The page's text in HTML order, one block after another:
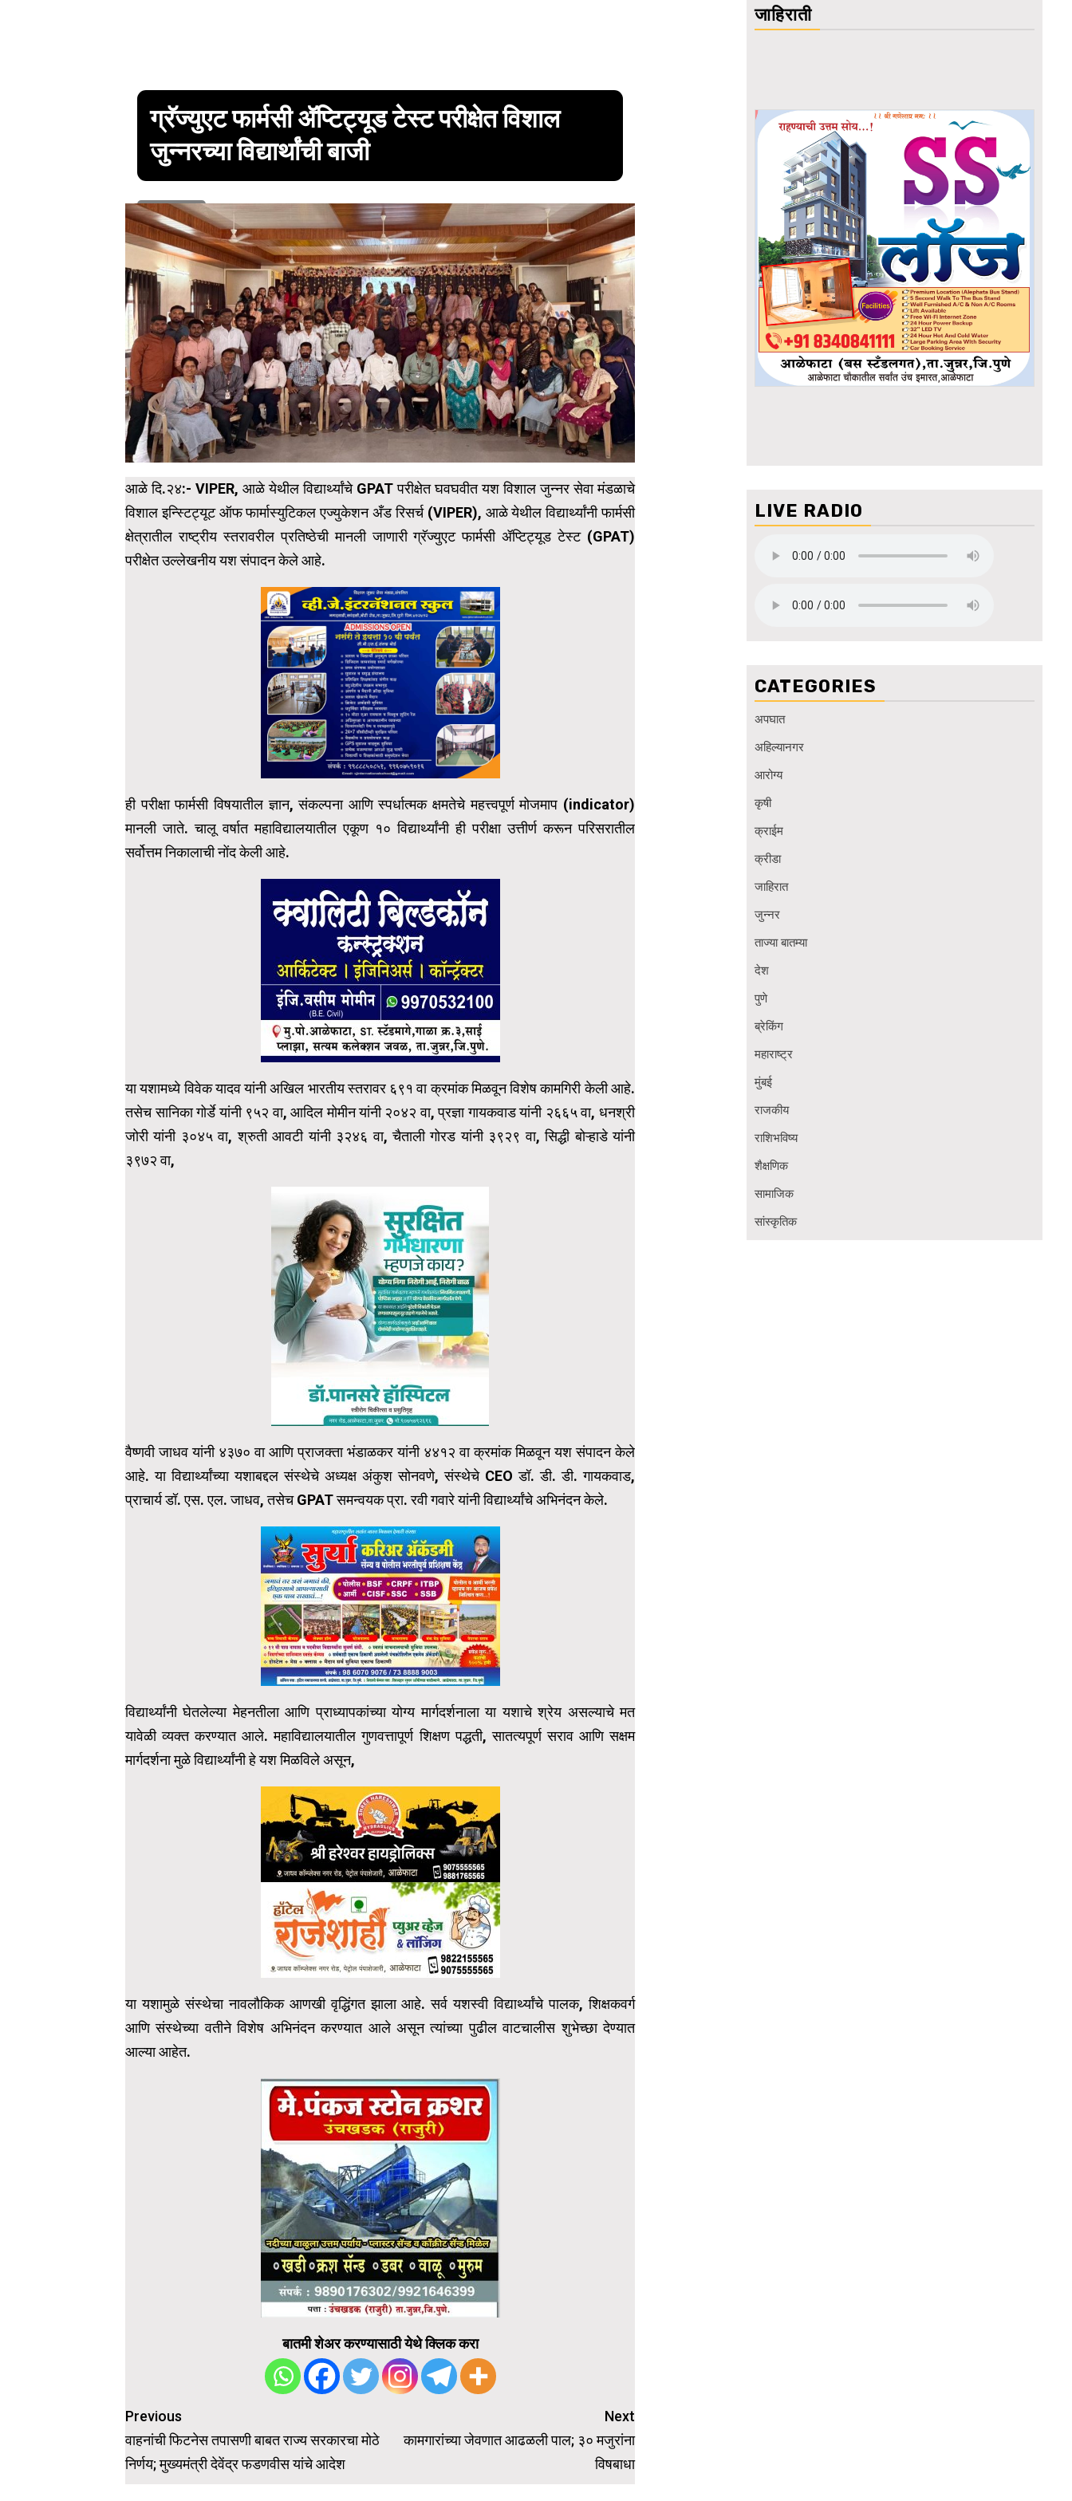
ग्रॅज्युएट फार्मसी ॲप्टिट्यूड टेस्ट परीक्षेत विशाल
जुन्नरच्या विद्यार्थांची बाजी
1 min read
आळे दि.२४:- VIPER, आळे येथील विद्यार्थ्यांचे GPAT परीक्षेत घवघवीत यश विशाल जुन्नर सेवा मंडळाचे
विशाल इन्स्टिट्यूट ऑफ फार्मास्युटिकल एज्युकेशन अँड रिसर्च (VIPER), आळे येथील विद्यार्थ्यांनी फार्मसी
क्षेत्रातील राष्ट्रीय स्तरावरील प्रतिष्ठेची मानली जाणारी ग्रॅज्युएट फार्मसी ॲप्टिट्यूड टेस्ट (GPAT)
परीक्षेत उल्लेखनीय यश संपादन केले आहे.
ही परीक्षा फार्मसी विषयातील ज्ञान, संकल्पना आणि स्पर्धात्मक क्षमतेचे महत्त्वपूर्ण मोजमाप (indicator)
मानली जाते. चालू वर्षात महाविद्यालयातील एकूण १० विद्यार्थ्यांनी ही परीक्षा उत्तीर्ण करून परिसरातील
सर्वोत्तम निकालाची नोंद केली आहे.
या यशामध्ये विवेक यादव यांनी अखिल भारतीय स्तरावर ६९१ वा क्रमांक मिळवून विशेष कामगिरी केली आहे.
तसेच सानिका गोर्डे यांनी ९५२ वा, आदिल मोमीन यांनी २०४२ वा, प्रज्ञा गायकवाड यांनी २६६५ वा, धनश्री
जोरी यांनी ३०४५ वा, श्रुती आवटी यांनी ३२४६ वा, चैताली गोरड यांनी ३९२९ वा, सिद्धी बोऱ्हाडे यांनी
३९७२ वा,
वैष्णवी जाधव यांनी ४३७० वा आणि प्राजक्ता भंडाळकर यांनी ४४१२ वा क्रमांक मिळवून यश संपादन केले
आहे. या विद्यार्थ्यांच्या यशाबद्दल संस्थेचे अध्यक्ष अंकुश सोनवणे, संस्थेचे CEO डॉ. डी. डी. गायकवाड,
प्राचार्य डॉ. एस. एल. जाधव, तसेच GPAT समन्वयक प्रा. रवी गवारे यांनी विद्यार्थ्यांचे अभिनंदन केले.
विद्यार्थ्यांनी घेतलेल्या मेहनतीला आणि प्राध्यापकांच्या योग्य मार्गदर्शनाला या यशाचे श्रेय असल्याचे मत
यावेळी व्यक्त करण्यात आले. महाविद्यालयातील गुणवत्तापूर्ण शिक्षण पद्धती, सातत्यपूर्ण सराव आणि सक्षम
मार्गदर्शना मुळे विद्यार्थ्यांनी हे यश मिळविले असून,
या यशामुळे संस्थेचा नावलौकिक आणखी वृद्धिंगत झाला आहे. सर्व यशस्वी विद्यार्थ्यांचे पालक, शिक्षकवर्ग
आणि संस्थेच्या वतीने विशेष अभिनंदन करण्यात आले असून त्यांच्या पुढील वाटचालीस शुभेच्छा देण्यात
आल्या आहेत.
बातमी शेअर करण्यासाठी येथे क्लिक करा
Post
navigation
Previous
वाहनांची फिटनेस तपासणी बाबत राज्य सरकारचा मोठे
निर्णय; मुख्यमंत्री देवेंद्र फडणवीस यांचे आदेश
Next
कामगारांच्या जेवणात आढळली पाल; ३० मजुरांना
विषबाधा
जाहिराती
LIVE RADIO
CATEGORIES
अपघात
अहिल्यानगर
आरोग्य
कृषी
क्राईम
क्रीडा
जाहिरात
जुन्नर
ताज्या बातम्या
देश
पुणे
ब्रेकिंग
महाराष्ट्र
मुंबई
राजकीय
राशिभविष्य
शैक्षणिक
सामाजिक
सांस्कृतिक